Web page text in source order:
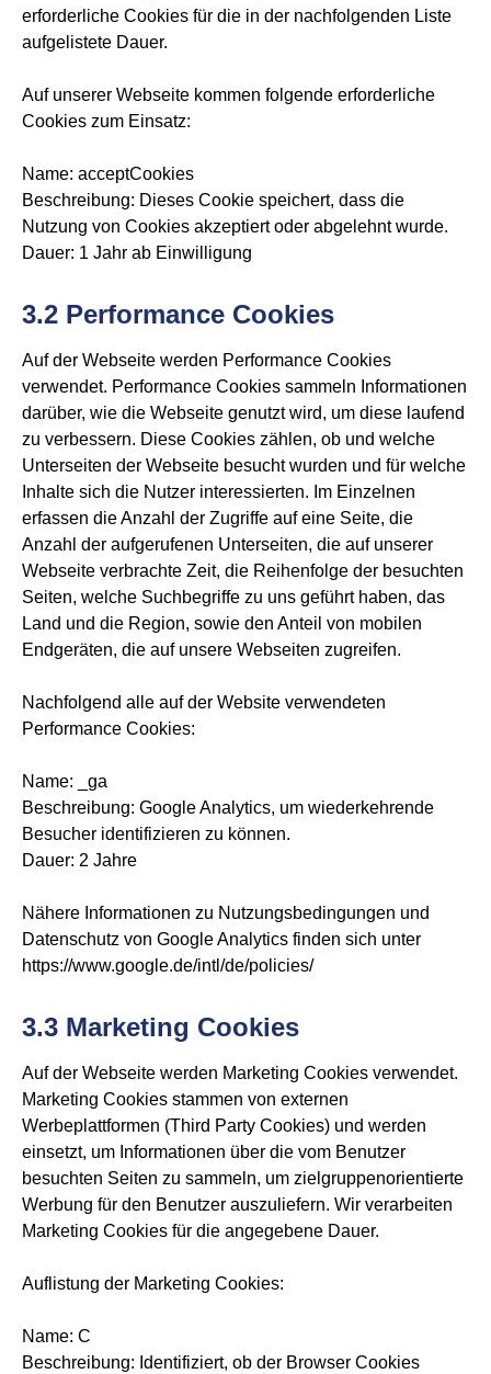
erforderliche Cookies für die in der nachfolgenden Liste
aufgelistete Dauer.
Auf unserer Webseite kommen folgende erforderliche
Cookies zum Einsatz:
Name: acceptCookies
Beschreibung: Dieses Cookie speichert, dass die
Nutzung von Cookies akzeptiert oder abgelehnt wurde.
Dauer: 1 Jahr ab Einwilligung
3.2 Performance Cookies
Auf der Webseite werden Performance Cookies
verwendet. Performance Cookies sammeln Informationen
darüber, wie die Webseite genutzt wird, um diese laufend
zu verbessern. Diese Cookies zählen, ob und welche
Unterseiten der Webseite besucht wurden und für welche
Inhalte sich die Nutzer interessierten. Im Einzelnen
erfassen die Anzahl der Zugriffe auf eine Seite, die
Anzahl der aufgerufenen Unterseiten, die auf unserer
Webseite verbrachte Zeit, die Reihenfolge der besuchten
Seiten, welche Suchbegriffe zu uns geführt haben, das
Land und die Region, sowie den Anteil von mobilen
Endgeräten, die auf unsere Webseiten zugreifen.
Nachfolgend alle auf der Website verwendeten
Performance Cookies:
Name: _ga
Beschreibung: Google Analytics, um wiederkehrende
Besucher identifizieren zu können.
Dauer: 2 Jahre
Nähere Informationen zu Nutzungsbedingungen und
Datenschutz von Google Analytics finden sich unter
https://www.google.de/intl/de/policies/
3.3 Marketing Cookies
Auf der Webseite werden Marketing Cookies verwendet.
Marketing Cookies stammen von externen
Werbeplattformen (Third Party Cookies) und werden
einsetzt, um Informationen über die vom Benutzer
besuchten Seiten zu sammeln, um zielgruppenorientierte
Werbung für den Benutzer auszuliefern. Wir verarbeiten
Marketing Cookies für die angegebene Dauer.
Auflistung der Marketing Cookies:
Name: C
Beschreibung: Identifiziert, ob der Browser Cookies